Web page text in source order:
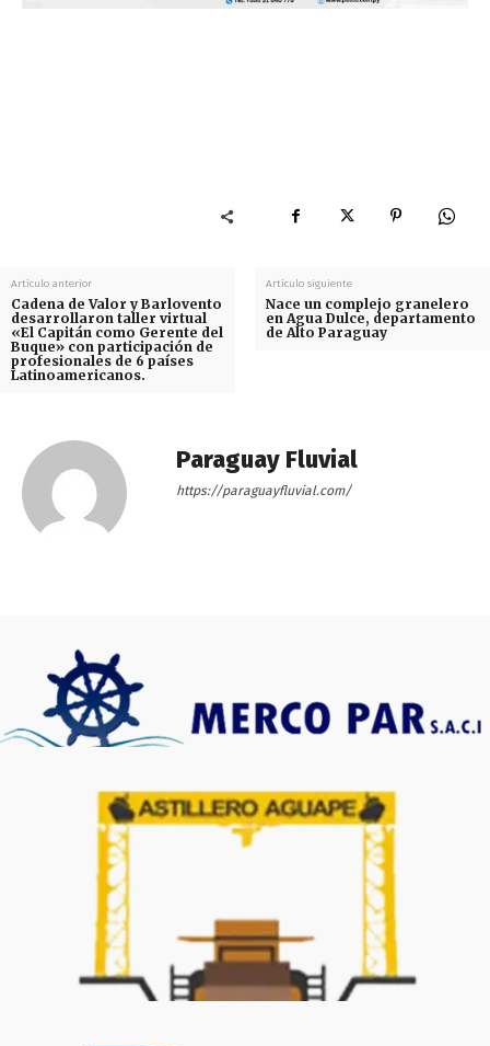
Artículo anterior
Cadena de Valor y Barlovento
desarrollaron taller virtual
«El Capitán como Gerente del
Buque» con participación de
profesionales de 6 países
Latinoamericanos.
Artículo siguiente
Nace un complejo granelero
en Agua Dulce, departamento
de Alto Paraguay
Paraguay Fluvial
https://paraguayfluvial.com/